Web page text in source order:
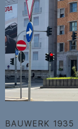
BAUWERK 1935